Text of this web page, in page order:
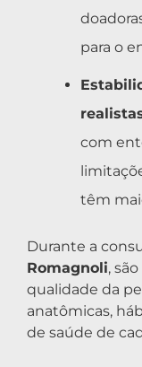
para o
com
têm
Durante a
Romagnoli,
qualidade da
anatômicas,
de saúde de